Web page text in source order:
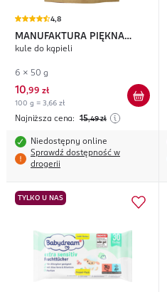
4,8
MANUFAKTURA PIĘKNA
Szaleństwo Kolorów
kule do kąpieli
6 x 50 g
10,99 zł
100 g = 3,66 zł
Najniższa cena: 15,49 zł
Niedostępny online
Sprawdź dostępność w
drogerii
TYLKO U NAS